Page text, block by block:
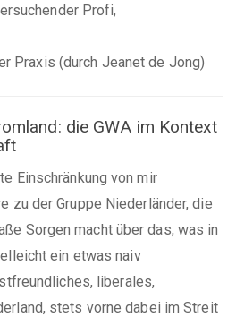
Profi,
Praxis (durch Jeanet de Jong)
die GWA im Kontext
Einschränkung von mir
zu der Gruppe Niederländer, die
Sorgen macht über das, was in
ein etwas naiv
liberales,
stets vorne dabei im Streit